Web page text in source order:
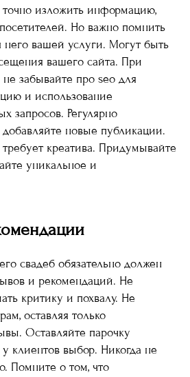
точно изложить информацию,
Но важно помнить
него вашей услуги. Могут быть
вашего сайта. При
не забывайте про seo для
и использование
запросов. Регулярно
добавляйте новые публикации.
требует креатива. Придумывайте
уникальное и
свадеб обязательно должен
и рекомендаций. Не
критику и похвалу. Не
оставляя только
Оставляйте парочку
клиентов выбор. Никогда не
Помните о том, что